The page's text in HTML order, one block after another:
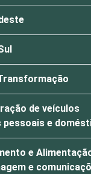
de veículos
e
e
e